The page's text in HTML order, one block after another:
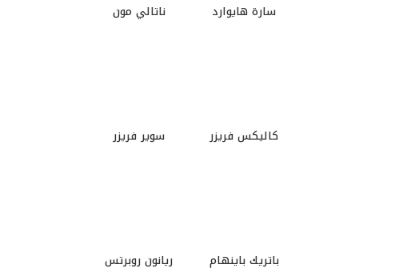
سارة هايوارد ناتالي مون
كاليكس فريزر سوير فريزر
باتريك باينهام ريانون روبرتس